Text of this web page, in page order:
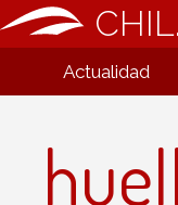
Actualidad